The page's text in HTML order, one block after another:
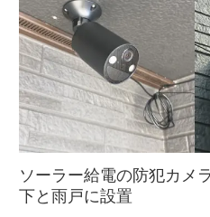
ソーラー給電の防犯カメ
下と雨戸に設置